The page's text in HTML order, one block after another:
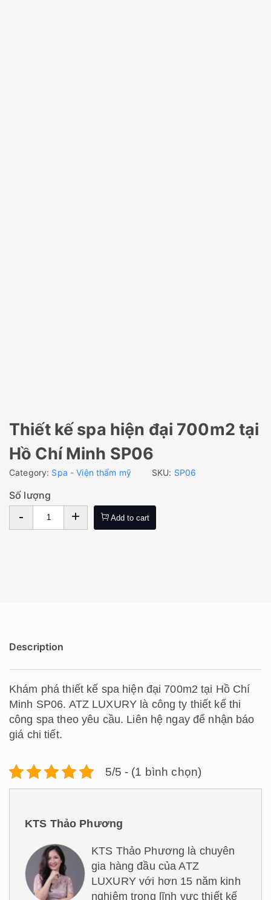
Thiết kế spa hiện đại 700m2 tại
Hồ Chí Minh SP06
Category: Spa - Viện thẩm mỹ SKU: SP06
Số lượng
- + Add to cart
Description
Khám phá thiết kế spa hiện đại 700m2 tại Hồ Chí
Minh SP06. ATZ LUXURY là công ty thiết kế thi
công spa theo yêu cầu. Liên hệ ngay để nhận báo
giá chi tiết.
5/5 - (1 bình chọn)
KTS Thảo Phương
KTS Thảo Phương là chuyên
gia hàng đầu của ATZ
LUXURY với hơn 15 năm kinh
nghiệm trong lĩnh vực thiết kế